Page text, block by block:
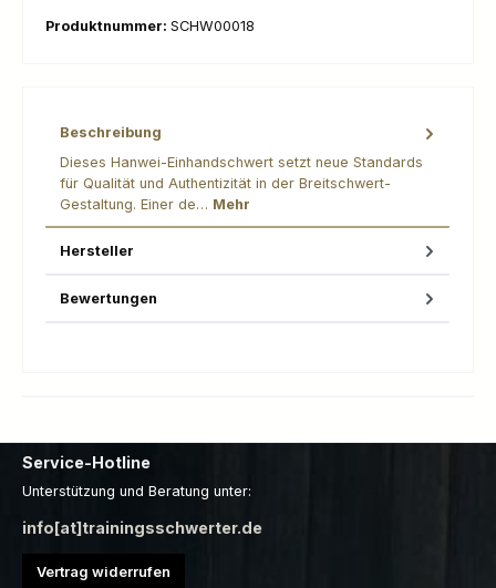
Produktnummer: SCHW00018
Beschreibung
Dieses Hanwei-Einhandschwert setzt neue Standards
für Qualität und Authentizität in der Breitschwert-
Gestaltung. Einer de… Mehr
Hersteller
Bewertungen
Service-Hotline
Unterstützung und Beratung unter:
info[at]trainingsschwerter.de
Vertrag widerrufen